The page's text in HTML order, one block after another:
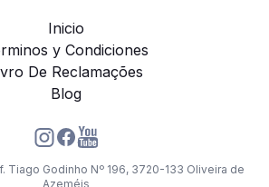
Inicio
y Condiciones
De Reclamações
Blog
Tiago Godinho Nº 196, 3720-133 Oliveira de
Azeméis